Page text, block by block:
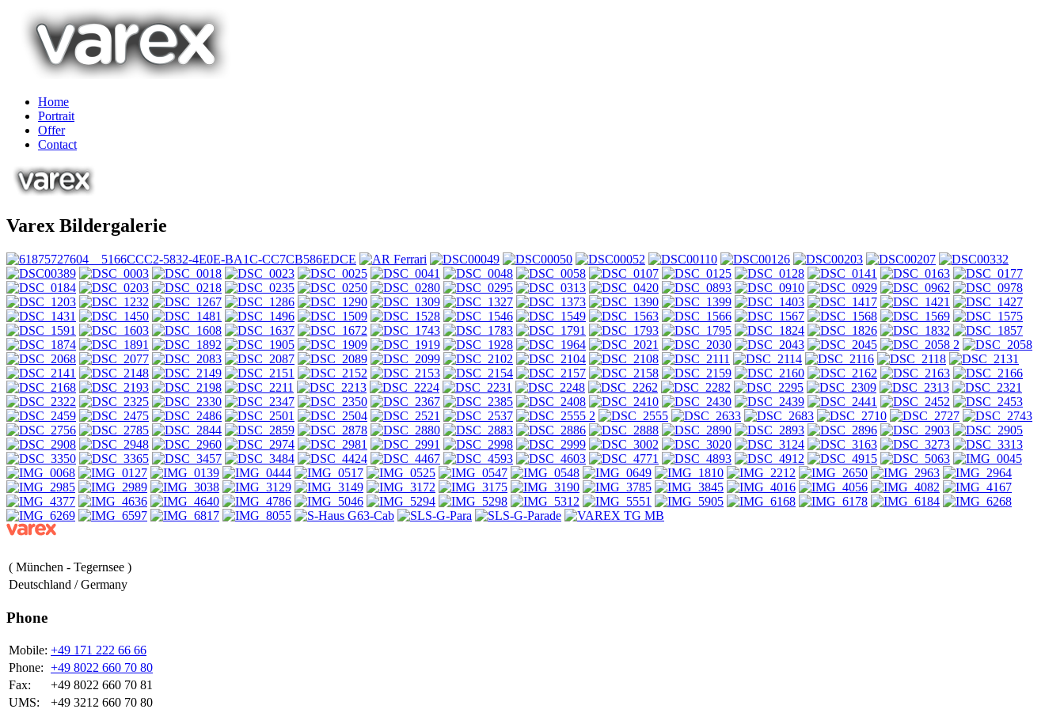
Home
Portrait
Offer
Contact
Varex Bildergalerie
( München - Tegernsee )
Deutschland / Germany
Phone
Mobile: +49 171 222 66 66
Phone: +49 8022 660 70 80
Fax:
+49 8022 660 70 81
UMS:
+49 3212 660 70 80